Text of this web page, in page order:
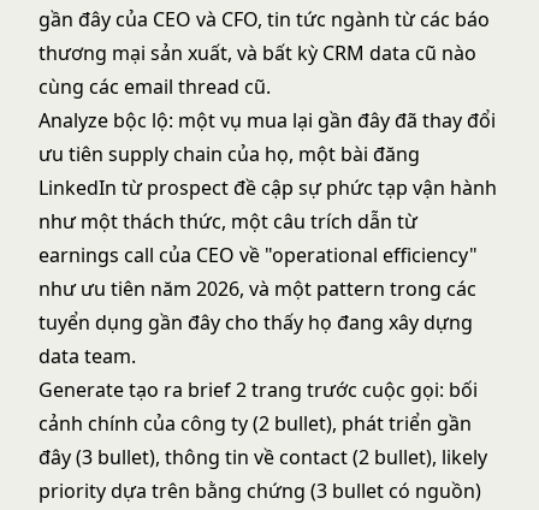
gần đây của CEO và CFO, tin tức ngành từ các báo
thương mại sản xuất, và bất kỳ CRM data cũ nào
cùng các email thread cũ.
Analyze bộc lộ: một vụ mua lại gần đây đã thay đổi
ưu tiên supply chain của họ, một bài đăng
LinkedIn từ prospect đề cập sự phức tạp vận hành
như một thách thức, một câu trích dẫn từ
earnings call của CEO về "operational efficiency"
như ưu tiên năm 2026, và một pattern trong các
tuyển dụng gần đây cho thấy họ đang xây dựng
data team.
Generate tạo ra brief 2 trang trước cuộc gọi: bối
cảnh chính của công ty (2 bullet), phát triển gần
đây (3 bullet), thông tin về contact (2 bullet), likely
priority dựa trên bằng chứng (3 bullet có nguồn)